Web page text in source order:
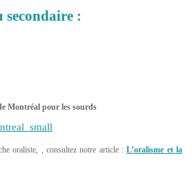
:
Montréal pour les sourds
oraliste, , consultez notre article :L’oralisme et la